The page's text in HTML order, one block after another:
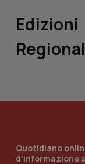
Edizioni
Quotidiano
d'informazione